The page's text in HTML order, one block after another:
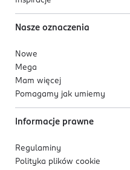
Nasze oznaczenia
Nowe
Mega
Mam więcej
Pomagamy jak umiemy
Informacje prawne
Regulaminy
Polityka plików cookie